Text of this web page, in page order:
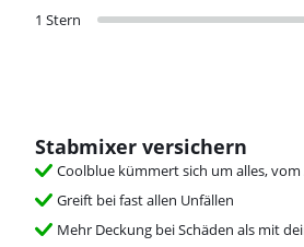
1 Stern
Stabmixer versichern
Coolblue kümmert sich um alles,
Greift bei fast allen Unfällen
Mehr Deckung bei Schäden als mit